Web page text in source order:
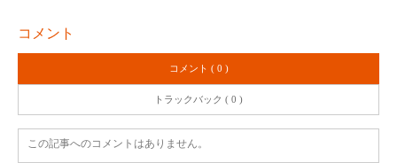
コメント
コメント ( 0 )
トラックバック ( 0 )
この記事へのコメントはありません。